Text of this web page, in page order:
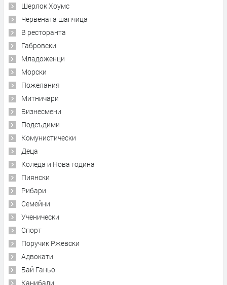
Шерлок Хоумс
Червената шапчица
В ресторанта
Габровски
Младоженци
Морски
Пожелания
Митничари
Бизнесмени
Подсъдими
Комунистически
Деца
Коледа и Нова година
Пиянски
Рибари
Семейни
Ученически
Спорт
Поручик Ржевски
Адвокати
Бай Ганьо
Канибали